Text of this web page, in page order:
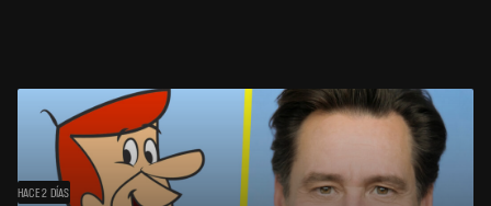
HACE 2 DÍAS